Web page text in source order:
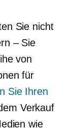
Sie nicht
– Sie
von
für
Sie Ihren
Verkauf
wie